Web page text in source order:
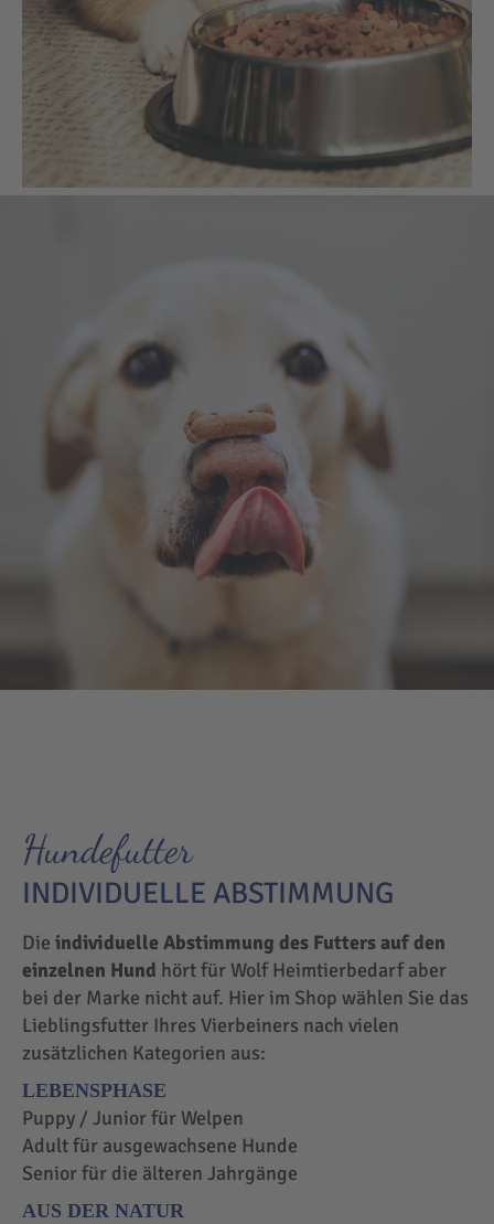
Hundefutter
INDIVIDUELLE ABSTIMMUNG
Die individuelle Abstimmung des Futters auf den
einzelnen Hund hört für Wolf Heimtierbedarf aber
bei der Marke nicht auf. Hier im Shop wählen Sie das
Lieblingsfutter Ihres Vierbeiners nach vielen
zusätzlichen Kategorien aus:
LEBENSPHASE
Puppy / Junior für Welpen
Adult für ausgewachsene Hunde
Senior für die älteren Jahrgänge
AUS DER NATUR